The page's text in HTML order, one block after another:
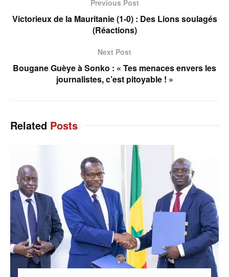
Previous Post
Victorieux de la Mauritanie (1-0) : Des Lions soulagés
(Réactions)
Next Post
Bougane Guèye à Sonko : « Tes menaces envers les
journalistes, c’est pitoyable ! »
Related Posts